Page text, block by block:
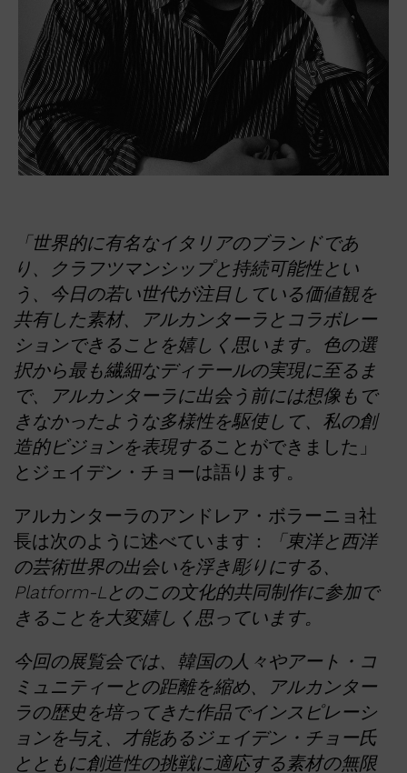
「世界的に有名なイタリアのブランドであ
り、クラフツマンシップと持続可能性とい
う、今日の若い世代が注目している価値観を
共有した素材、アルカンターラとコラボレー
ションできることを嬉しく思います。色の選
択から最も繊細なディテールの実現に至るま
で、アルカンターラに出会う前には想像もで
きなかったような多様性を駆使して、私の創
造的ビジョンを表現することができました」
とジェイデン・チョーは語ります。
アルカンターラのアンドレア・ボラーニョ社
長は次のように述べています：
「東洋と西洋
の芸術世界の出会いを浮き彫りにする、
Platform-Lとのこの文化的共同制作に参加で
きることを大変嬉しく思っています。
今回の展覧会では、韓国の人々やアート・コ
ミュニティーとの距離を縮め、アルカンター
ラの歴史を培ってきた作品でインスピレーシ
ョンを与え、才能あるジェイデン・チョー氏
とともに創造性の挑戦に適応する素材の無限